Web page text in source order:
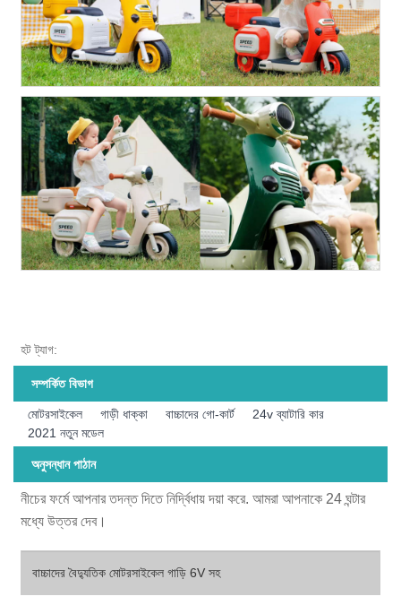
হট ট্যাগ:
সম্পর্কিত বিভাগ
মোটরসাইকেল গাড়ী ধাক্কা বাচ্চাদের গো-কার্ট
24v ব্যাটারি কার
2021 নতুন মডেল
অনুসন্ধান পাঠান
নীচের ফর্মে আপনার তদন্ত দিতে নির্দ্বিধায় দয়া করে. আমরা আপনাকে 24 ঘন্টার
মধ্যে উত্তর দেব।